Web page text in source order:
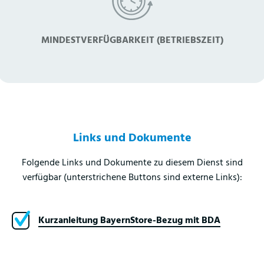
MINDESTVERFÜGBARKEIT (BETRIEBSZEIT)
Links und Dokumente
Folgende Links und Dokumente zu diesem Dienst sind
verfügbar (unterstrichene Buttons sind externe Links):
Kurzanleitung BayernStore-Bezug mit BDA